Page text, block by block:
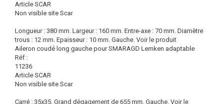
Article SCAR
Non visible site Scar
Longueur : 380 mm. Largeur : 160 mm. Entre-axe : 70 mm. Diamètre
trous : 12 mm. Epaisseur : 10 mm. Gauche. Voir le produit
Aileron coudé long gauche pour SMARAGD Lemken adaptable
Réf :
11236
Article SCAR
Non visible site Scar
Carré : 35x35. Grand dégagement de 655 mm. Gauche. Voir le